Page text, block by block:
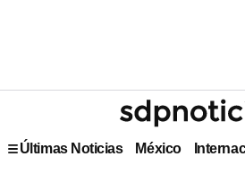
Últimas Noticias México